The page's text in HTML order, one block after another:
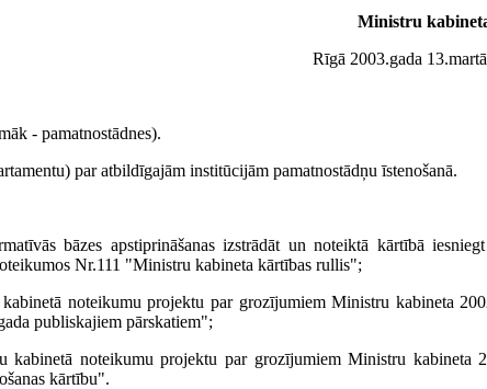
Ministru
Rīgā 2003.gada
- pamatnostādnes).
par atbildīgajām institūcijām pamatnostādņu īstenošanā.
bāzes apstiprināšanas izstrādāt un noteiktā kārtībā
Nr.111 "Ministru kabineta kārtības rullis";
noteikumu projektu par grozījumiem Ministru kabineta
publiskajiem pārskatiem";
noteikumu projektu par grozījumiem Ministru kabineta
kārtību".